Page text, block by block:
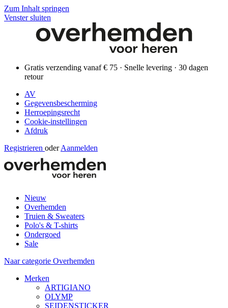
Zum Inhalt springen
Venster sluiten
Gratis verzending vanaf € 75 · Snelle levering · 30 dagen
retour
AV
Gegevensbescherming
Herroepingsrecht
Cookie-instellingen
Afdruk
Registrieren oder Aanmelden
Nieuw
Overhemden
Truien & Sweaters
Polo's & T-shirts
Ondergoed
Sale
Naar categorie Overhemden
Merken
ARTIGIANO
OLYMP
SEIDENSTICKER